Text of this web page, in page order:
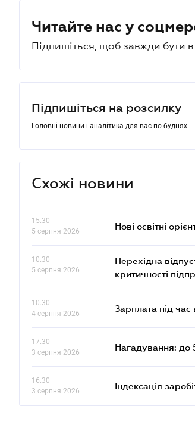
Читайте нас у
Підпишіться, щоб завжди бути в
Підпишіться на розсилку
Головні новини і аналітика для вас по буднях
Схожі новини
15.30
5 серпня 2026
Нові освітні
10.30
5 серпня 2026
Перехідна
критичності
10.30
4 серпня 2026
Зарплата під
17.30
3 серпня 2026
Нагадування: до
16.30
3 серпня 2026
Індексація